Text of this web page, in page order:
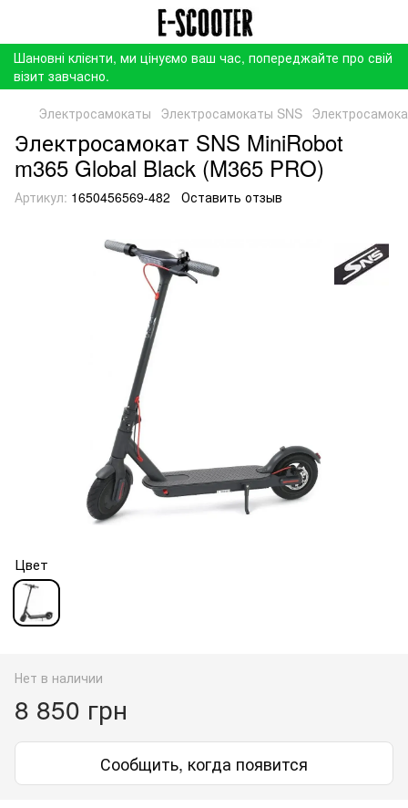
Шановні клієнти, ми цінуємо ваш час, попереджайте про свій
візит завчасно.
Электросамокаты Электросамокаты SNS
Электросамокат SNS MiniRobot
m365 Global Black (M365 PRO)
Артикул: 1650456569-482 Оставить отзыв
Цвет
Нет в наличии
8 850 грн
Сообщить, когда появится